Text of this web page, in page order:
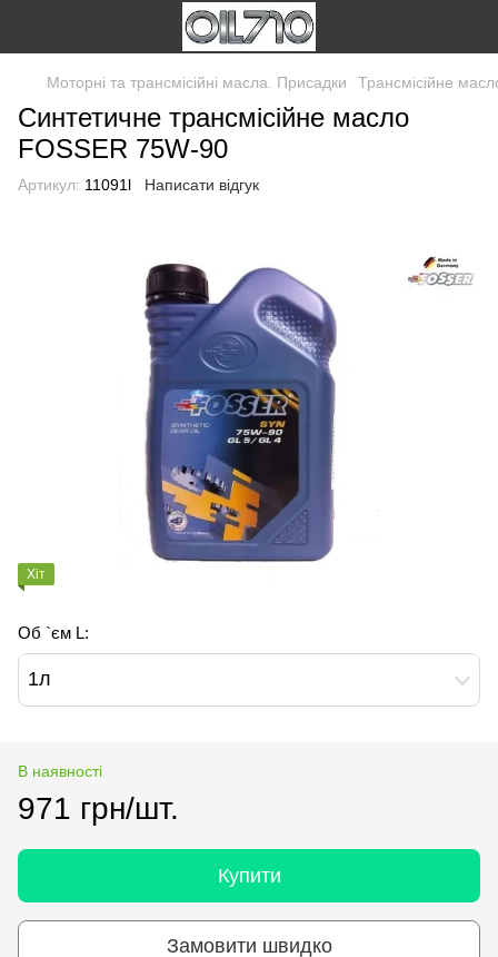
Моторні та трансмісійні масла. Присадки Трансмісійне
Синтетичне трансмісійне масло
FOSSER 75W-90
Артикул: 11091l Написати відгук
Хіт
Об `єм L:
1л
В наявності
971 грн/шт.
Купити
Замовити швидко